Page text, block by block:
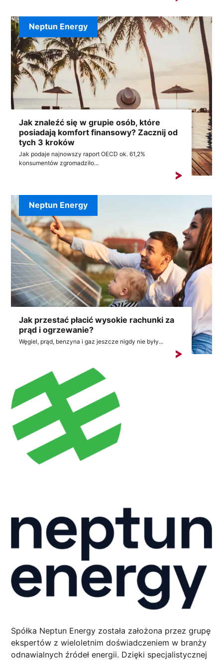
Jak znaleźć się w grupie osób, które
posiadają komfort finansowy? Zacznij od
tych 3 kroków
Jak podaje najnowszy raport OECD ok. 61,2%
konsumentów zgromadziło...
Neptun Energy
Jak przestać płacić wysokie rachunki za
prąd i ogrzewanie?
Węgiel, prąd, benzyna i gaz jeszcze nigdy nie były...
Neptun Energy
Spółka Neptun Energy została założona przez grupę
ekspertów z wieloletnim doświadczeniem w branży
odnawialnych źródeł energii. Dzięki specjalistycznej